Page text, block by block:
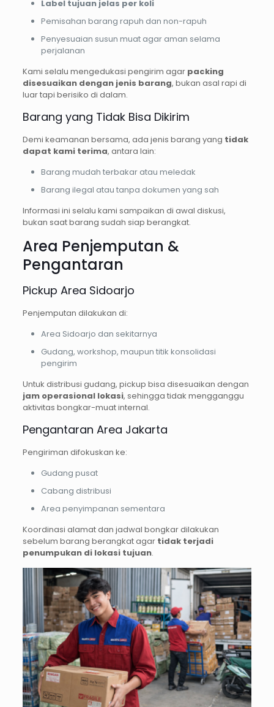
Label tujuan jelas per koli
Pemisahan barang rapuh dan non-rapuh
Penyesuaian susun muat agar aman selama
perjalanan
Kami selalu mengedukasi pengirim agar packing
disesuaikan dengan jenis barang, bukan asal rapi di
luar tapi berisiko di dalam.
Barang yang Tidak Bisa Dikirim
Demi keamanan bersama, ada jenis barang yang tidak
dapat kami terima, antara lain:
Barang mudah terbakar atau meledak
Barang ilegal atau tanpa dokumen yang sah
Informasi ini selalu kami sampaikan di awal diskusi,
bukan saat barang sudah siap berangkat.
Area Penjemputan &
Pengantaran
Pickup Area Sidoarjo
Penjemputan dilakukan di:
Area Sidoarjo dan sekitarnya
Gudang, workshop, maupun titik konsolidasi
pengirim
Untuk distribusi gudang, pickup bisa disesuaikan dengan
jam operasional lokasi, sehingga tidak mengganggu
aktivitas bongkar-muat internal.
Pengantaran Area Jakarta
Pengiriman difokuskan ke:
Gudang pusat
Cabang distribusi
Area penyimpanan sementara
Koordinasi alamat dan jadwal bongkar dilakukan
sebelum barang berangkat agar tidak terjadi
penumpukan di lokasi tujuan.